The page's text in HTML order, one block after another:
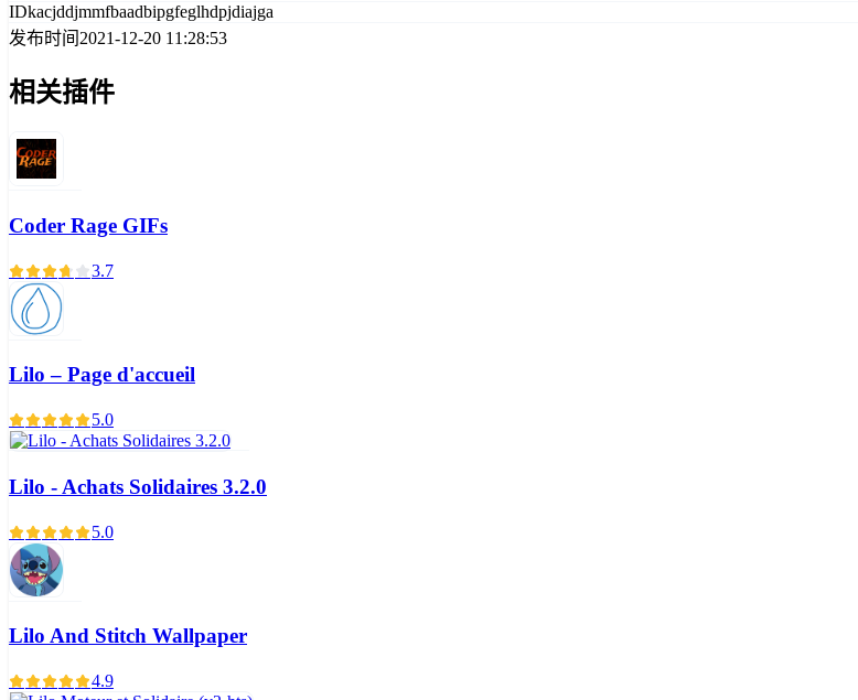
IDkacjddjmmfbaadbipgfeglhdpjdiajga
发布时间 2021-12-20 11:28:53
相关插件
Coder Rage GIFs
3.7
Lilo – Page d'accueil
5.0
Lilo - Achats Solidaires 3.2.0
5.0
Lilo And Stitch Wallpaper
4.9